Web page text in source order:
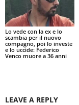
Lo vede con la ex e lo
scambia per il nuovo
compagno, poi lo investe
e lo uccide: Federico
Venco muore a 36 anni
LEAVE A REPLY